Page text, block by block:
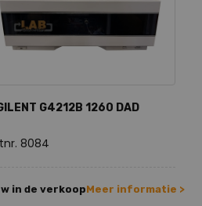
G4212B 1260 DAD
8084
in de verkoopMeer informatie >